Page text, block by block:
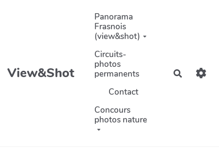
Aller au contenu principal
View&Shot
Panorama
Frasnois
(view&shot)
Circuits-
photos
permanents
Contact
Concours
photos nature